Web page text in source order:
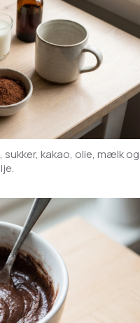
sukker, kakao, olie, mælk og